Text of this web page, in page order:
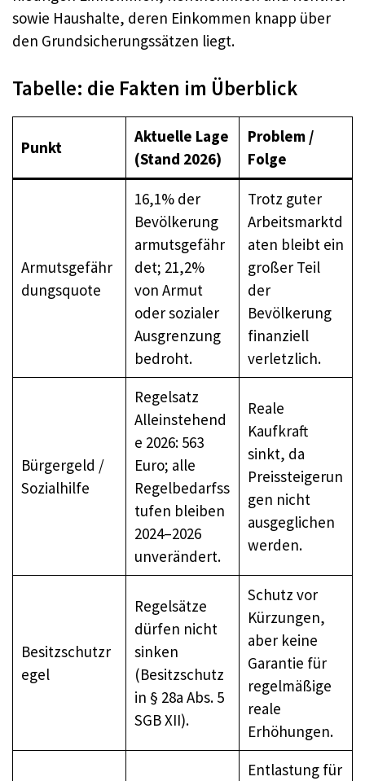
sowie Haushalte, deren Einkommen knapp über
den Grundsicherungssätzen liegt.
Tabelle: die Fakten im Überblick
Punkt
Aktuelle Lage
(Stand 2026)
Problem /
Folge
Armutsgefähr
dungsquote
16,1% der
Bevölkerung
armutsgefähr
det; 21,2%
von Armut
oder sozialer
Ausgrenzung
bedroht.
Trotz guter
Arbeitsmarktd
aten bleibt ein
großer Teil
der
Bevölkerung
finanziell
verletzlich.
Bürgergeld /
Sozialhilfe
Regelsatz
Alleinstehend
e 2026: 563
Euro; alle
Regelbedarfss
tufen bleiben
2024–2026
unverändert.
Reale
Kaufkraft
sinkt, da
Preissteigerun
gen nicht
ausgeglichen
werden.
Besitzschutzr
egel
Regelsätze
dürfen nicht
sinken
(Besitzschutz
in § 28a Abs. 5
SGB XII).
Schutz vor
Kürzungen,
aber keine
Garantie für
regelmäßige
reale
Erhöhungen.
Entlastung für